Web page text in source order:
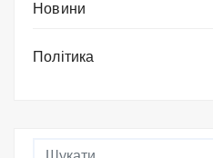
Новини
Політика